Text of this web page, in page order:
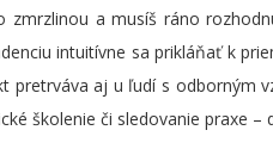
zmrzlinou a musíš ráno
intuitívne sa prikláňať k
pretrváva aj u ľudí s odborným
školenie či sledovanie praxe –